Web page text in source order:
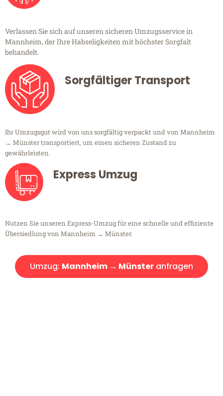
Verlassen Sie sich auf unseren sicheren Umzugsservice in
Mannheim, der Ihre Habseligkeiten mit höchster Sorgfalt
behandelt.
Sorgfältiger Transport
Ihr Umzugsgut wird von uns sorgfältig verpackt und von Mannheim
→ Münster transportiert, um einen sicheren Zustand zu
gewährleisten.
Express Umzug
Nutzen Sie unseren Express-Umzug für eine schnelle und effiziente
Übersiedlung von Mannheim → Münster.
Umzug: Mannheim → Münster anfragen